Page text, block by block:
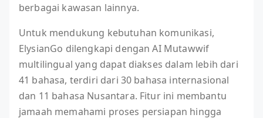
berbagai kawasan lainnya.
Untuk mendukung kebutuhan komunikasi,
ElysianGo dilengkapi dengan AI Mutawwif
multilingual yang dapat diakses dalam lebih dari
41 bahasa, terdiri dari 30 bahasa internasional
dan 11 bahasa Nusantara. Fitur ini membantu
jamaah memahami proses persiapan hingga